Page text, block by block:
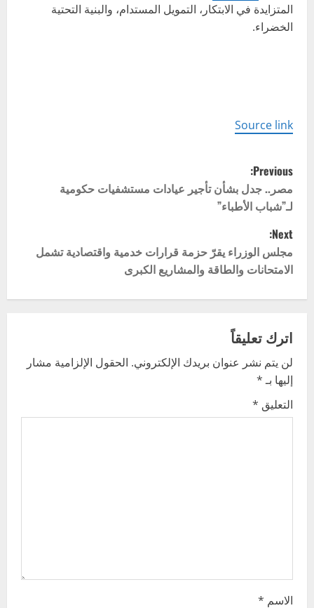
المتزايدة في الابتكار، التمويل المستدام، والبنية التحتية
الخضراء.
Source link
P
o
s
t
n
v
i
g
Previous:
مصر.. جدل بشأن تأجير عيادات مستشفيات حكومية
لـ”شباب الأطباء”
Next:
مجلس الوزراء يقرّ حزمة قرارات خدمية واقتصادية تشمل
الامتحانات والطاقة والمشاريع الكبرى
اترك تعليقاً
لن يتم نشر عنوان بريدك الإلكتروني. الحقول الإلزامية مشار
إليها بـ*
التعليق *
الاسم *